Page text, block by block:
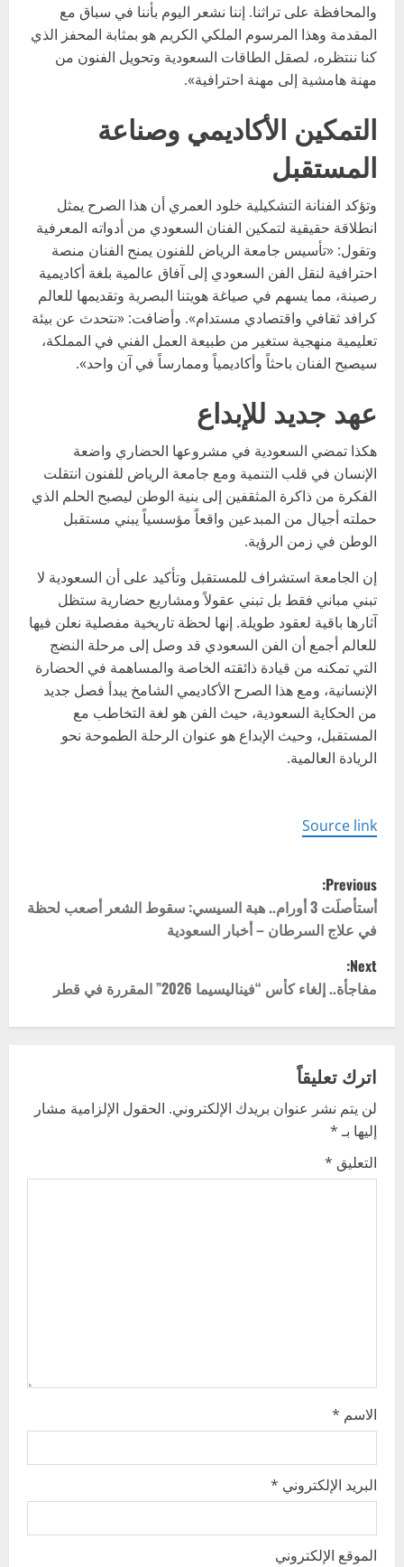
والمحافظة على تراثنا. إننا نشعر اليوم بأننا في سباق مع
المقدمة وهذا المرسوم الملكي الكريم هو بمثابة المحفز الذي
كنا ننتظره، لصقل الطاقات السعودية وتحويل الفنون من
مهنة هامشية إلى مهنة احترافية».
التمكين الأكاديمي وصناعة
المستقبل
وتؤكد الفنانة التشكيلية خلود العمري أن هذا الصرح يمثل
انطلاقة حقيقية لتمكين الفنان السعودي من أدواته المعرفية
وتقول: «تأسيس جامعة الرياض للفنون يمنح الفنان منصة
احترافية لنقل الفن السعودي إلى آفاق عالمية بلغة أكاديمية
رصينة، مما يسهم في صياغة هويتنا البصرية وتقديمها للعالم
كرافد ثقافي واقتصادي مستدام». وأضافت: «نتحدث عن بيئة
تعليمية منهجية ستغير من طبيعة العمل الفني في المملكة،
سيصبح الفنان باحثاً وأكاديمياً وممارساً في آن واحد».
عهد جديد للإبداع
هكذا تمضي السعودية في مشروعها الحضاري واضعة
الإنسان في قلب التنمية ومع جامعة الرياض للفنون انتقلت
الفكرة من ذاكرة المثقفين إلى بنية الوطن ليصبح الحلم الذي
حملته أجيال من المبدعين واقعاً مؤسسياً يبني مستقبل
الوطن في زمن الرؤية.
إن الجامعة استشراف للمستقبل وتأكيد على أن السعودية لا
تبني مباني فقط بل تبني عقولاً ومشاريع حضارية ستظل
آثارها باقية لعقود طويلة. إنها لحظة تاريخية مفصلية نعلن فيها
للعالم أجمع أن الفن السعودي قد وصل إلى مرحلة النضج
التي تمكنه من قيادة ذائقته الخاصة والمساهمة في الحضارة
الإنسانية، ومع هذا الصرح الأكاديمي الشامخ يبدأ فصل جديد
من الحكاية السعودية، حيث الفن هو لغة التخاطب مع
المستقبل، وحيث الإبداع هو عنوان الرحلة الطموحة نحو
الريادة العالمية.
Source link
P
o
s
t
n
a
v
i
g
Previous:
أستأصلَت 3 أورام.. هبة السيسي: سقوط الشعر أصعب لحظة
في علاج السرطان – أخبار السعودية
Next:
مفاجأة.. إلغاء كأس “فيناليسيما 2026” المقررة في قطر
اترك تعليقاً
لن يتم نشر عنوان بريدك الإلكتروني. الحقول الإلزامية مشار
إليها بـ*
التعليق *
الاسم *
البريد الإلكتروني *
الموقع الإلكتروني